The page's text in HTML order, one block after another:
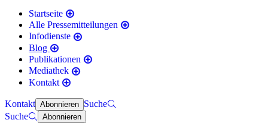
Startseite
Alle Pressemitteilungen
Infodienste
Blog
Publikationen
Mediathek
Kontakt
Kontakt Abonnieren Suche
Suche
Abonnieren